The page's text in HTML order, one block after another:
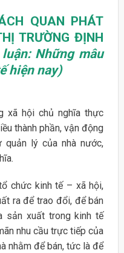
QUAN PHÁT
TRƯỜNG ĐỊNH
Những mâu
hiện nay)
xã hội chủ nghĩa thực
thành phần, vận động
lý của nhà nước,
chức kinh tế – xã hội,
ra để trao đổi, để bán
sản xuất trong kinh tế
nhu cầu trực tiếp của
nhằm để bán, tức là để